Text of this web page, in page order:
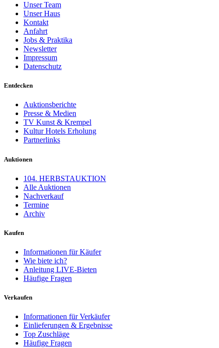
Unser Team
Unser Haus
Kontakt
Anfahrt
Jobs & Praktika
Newsletter
Impressum
Datenschutz
Entdecken
Auktionsberichte
Presse & Medien
TV Kunst & Krempel
Kultur Hotels Erholung
Partnerlinks
Auktionen
104. HERBSTAUKTION
Alle Auktionen
Nachverkauf
Termine
Archiv
Kaufen
Informationen für Käufer
Wie biete ich?
Anleitung LIVE-Bieten
Häufige Fragen
Verkaufen
Informationen für Verkäufer
Einlieferungen & Ergebnisse
Top Zuschläge
Häufige Fragen